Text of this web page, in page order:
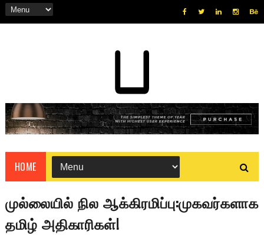
HOME
முல்லையில் நில ஆக்கிரமிப்பு:முகவர்களாக
தமிழ் அதிகாரிகள்!